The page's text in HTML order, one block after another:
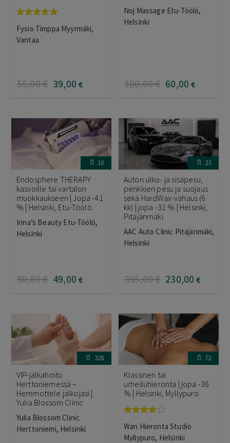
tuotteesta:
5.00 / 5
Fysio Timppa Myyrmäki,
Vantaa
55,00€ 39,00 €
Noj Massage Etu-Töölö,
Helsinki
100,00€ 60,00 €
10
Endosphere THERAPY
kasvoille tai vartalon
muokkaukseen | Jopa -41
% | Helsinki, Etu-Töölö
Irina’s Beauty Etu-Töölö,
Helsinki
80,00€ 49,00 €
23
Auton ulko- ja sisäpesu,
penkkien pesu ja suojaus
sekä HardWax-vahaus (6
kk) | jopa -31 % | Helsinki,
Pitäjänmäki
AAC Auto Clinic Pitäjänmäki,
Helsinki
335,00€ 230,00 €
328
VIP-jalkahoito
Herttoniemessä –
Hemmottele jalkojasi |
Yulia Blossom Clinic
Yulia Blossom Clinic
Herttoniemi, Helsinki
72
Klassinen tai
urheiluhieronta | jopa -36
% | Helsinki, Myllypuro
tuotteesta:
4.00/ 5
Wan Hieronta Studio
Myllypuro, Helsinki